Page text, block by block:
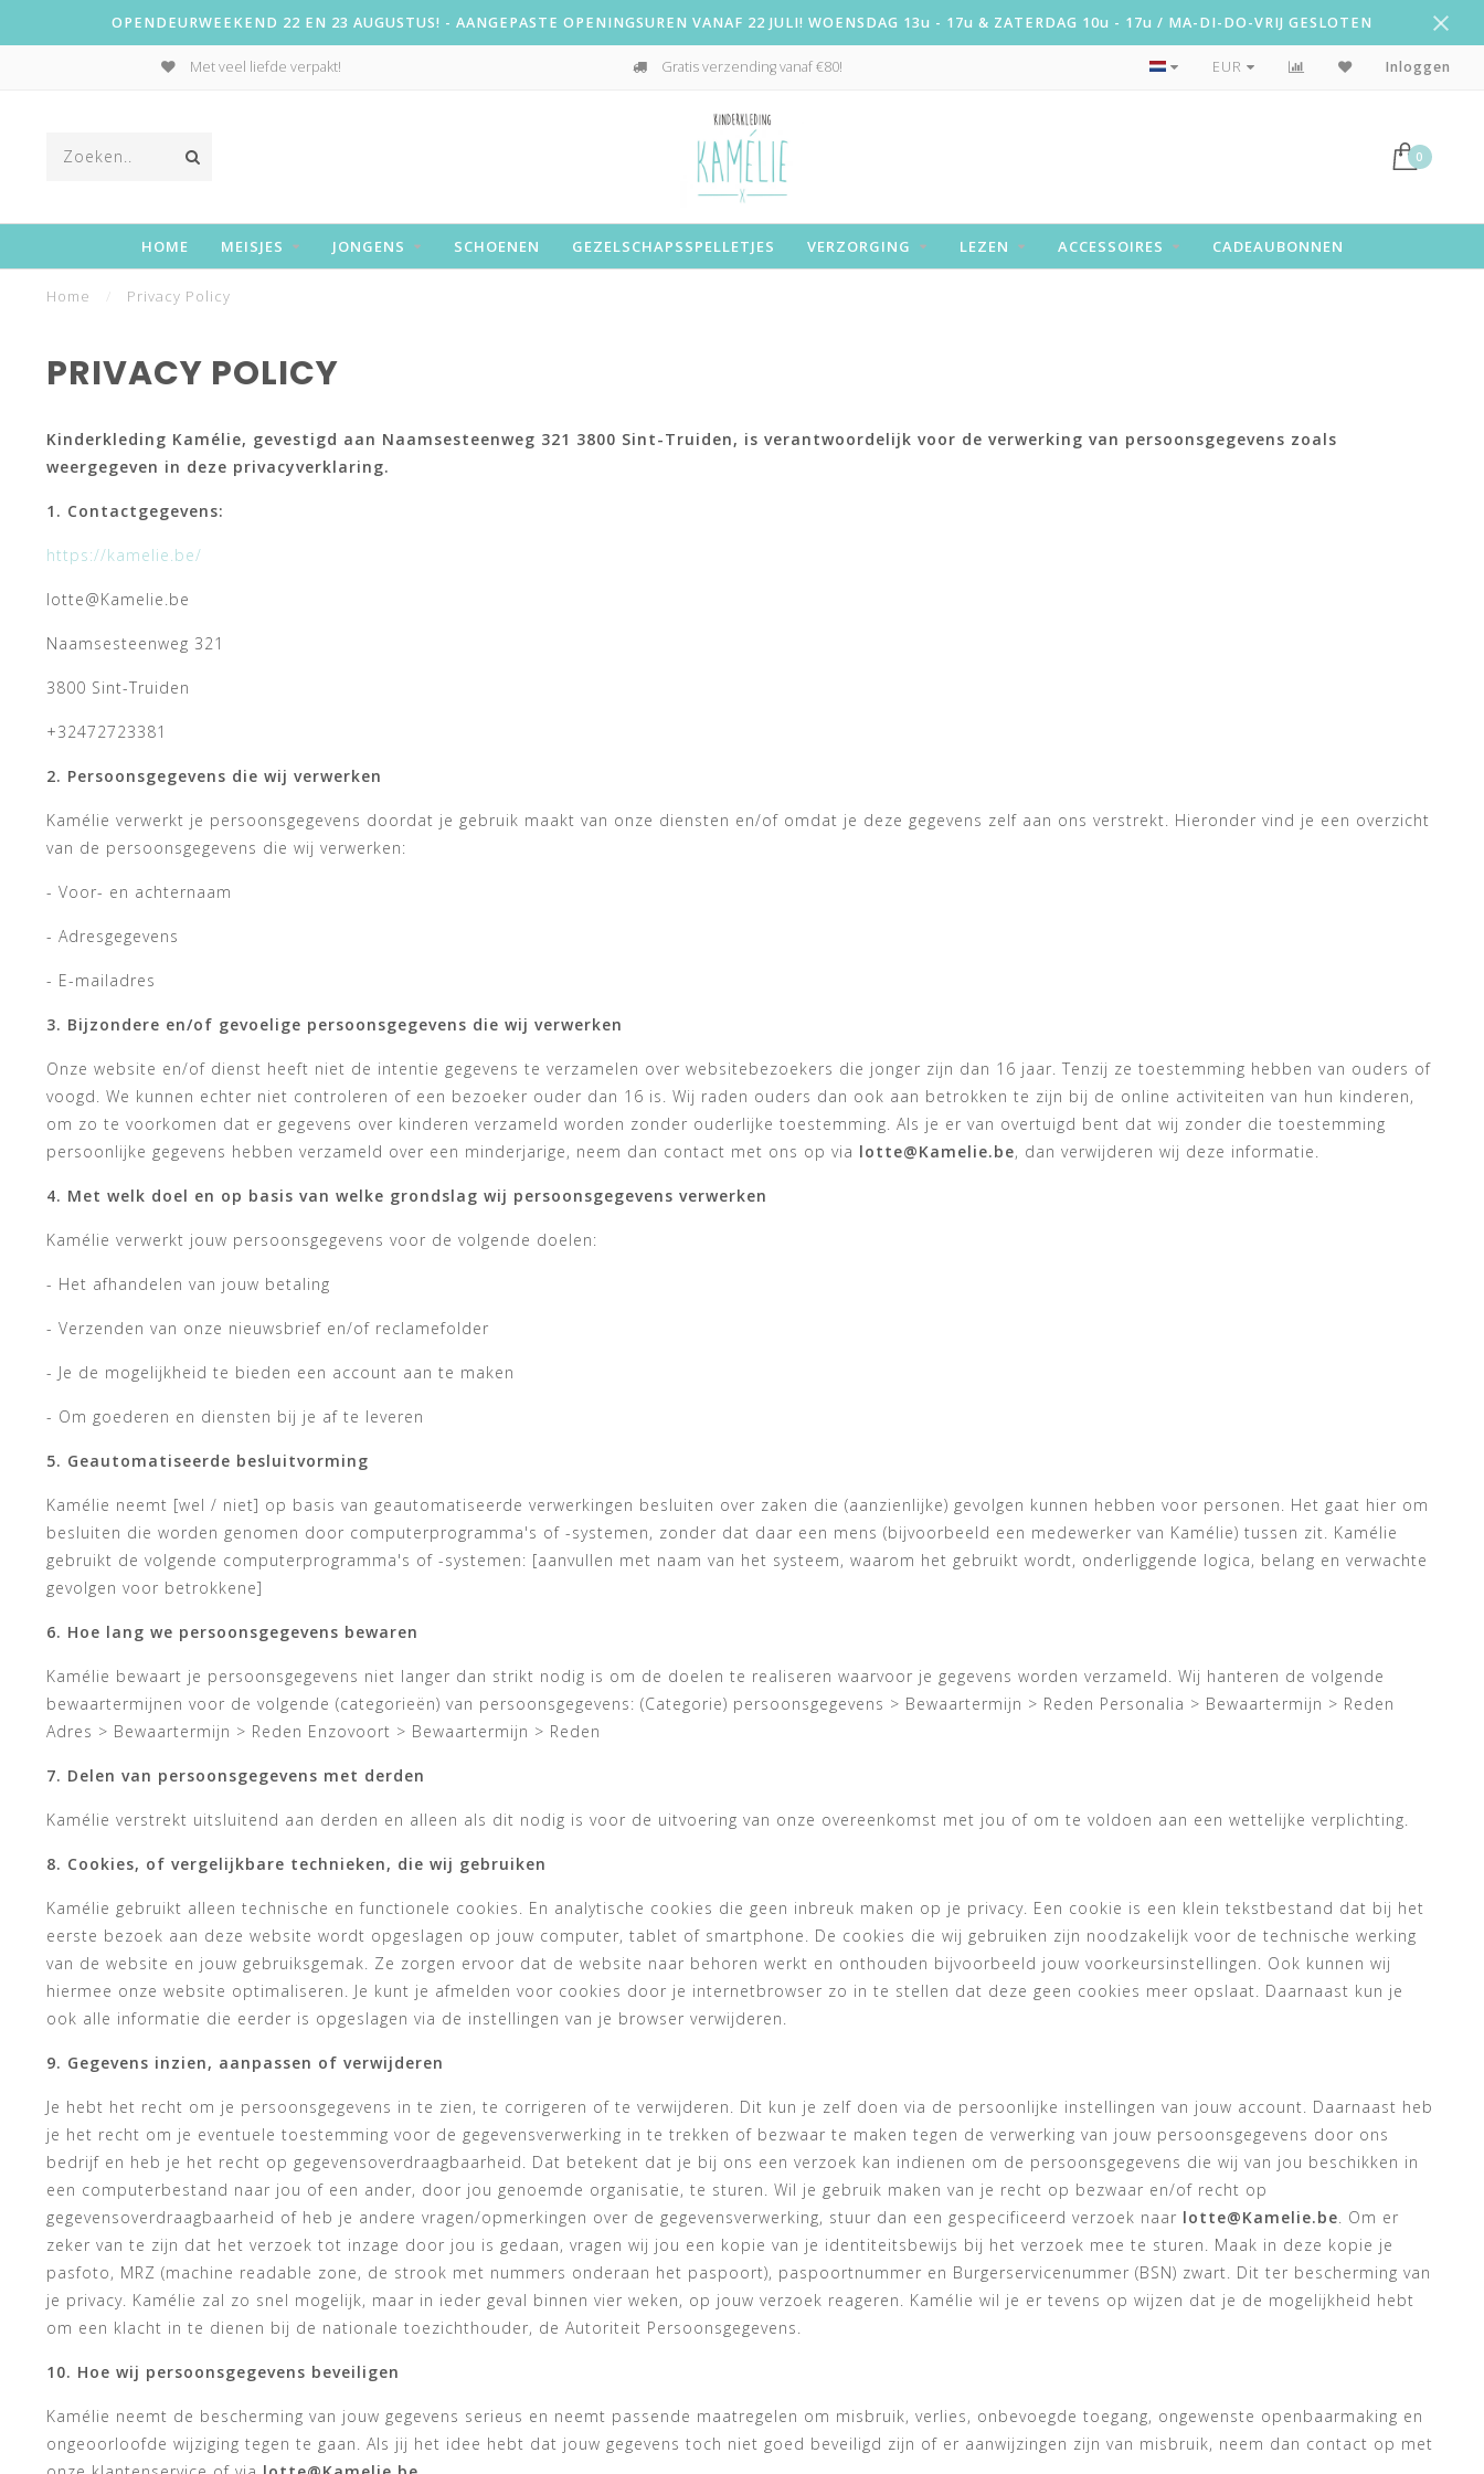
OPENDEURWEEKEND 22 EN 23 AUGUSTUS! - AANGEPASTE OPENINGSUREN VANAF 22 JULI! WOENSDAG 13u - 17u & ZATERDAG 10u - 17u / MA-DI-DO-VRIJ GESLOTEN
Met veel liefde verpakt! Gratis verzending vanaf €80! Snelle levering!
EUR Inloggen
0
HOME MEISJES JONGENS SCHOENEN GEZELSCHAPSSPELLETJES VERZORGING LEZEN ACCESSOIRES CADEAUBONNEN
Home Privacy Policy
PRIVACY POLICY
Kinderkleding Kamélie, gevestigd aan Naamsesteenweg 321 3800 Sint-Truiden, is verantwoordelijk voor de verwerking van persoonsgegevens zoals
weergegeven in deze privacyverklaring.
1. Contactgegevens:
https://kamelie.be/
lotte@Kamelie.be
Naamsesteenweg 321
3800 Sint-Truiden
+32472723381
2. Persoonsgegevens die wij verwerken
Kamélie verwerkt je persoonsgegevens doordat je gebruik maakt van onze diensten en/of omdat je deze gegevens zelf aan ons verstrekt. Hieronder vind je een overzicht
van de persoonsgegevens die wij verwerken:
- Voor- en achternaam
- Adresgegevens
- E-mailadres
3. Bijzondere en/of gevoelige persoonsgegevens die wij verwerken
Onze website en/of dienst heeft niet de intentie gegevens te verzamelen over websitebezoekers die jonger zijn dan 16 jaar. Tenzij ze toestemming hebben van ouders of
voogd. We kunnen echter niet controleren of een bezoeker ouder dan 16 is. Wij raden ouders dan ook aan betrokken te zijn bij de online activiteiten van hun kinderen,
om zo te voorkomen dat er gegevens over kinderen verzameld worden zonder ouderlijke toestemming. Als je er van overtuigd bent dat wij zonder die toestemming
persoonlijke gegevens hebben verzameld over een minderjarige, neem dan contact met ons op via lotte@Kamelie.be, dan verwijderen wij deze informatie.
4. Met welk doel en op basis van welke grondslag wij persoonsgegevens verwerken
Kamélie verwerkt jouw persoonsgegevens voor de volgende doelen:
- Het afhandelen van jouw betaling
- Verzenden van onze nieuwsbrief en/of reclamefolder
- Je de mogelijkheid te bieden een account aan te maken
- Om goederen en diensten bij je af te leveren
5. Geautomatiseerde besluitvorming
Kamélie neemt [wel / niet] op basis van geautomatiseerde verwerkingen besluiten over zaken die (aanzienlijke) gevolgen kunnen hebben voor personen. Het gaat hier om
besluiten die worden genomen door computerprogramma's of -systemen, zonder dat daar een mens (bijvoorbeeld een medewerker van Kamélie) tussen zit. Kamélie
gebruikt de volgende computerprogramma's of -systemen: [aanvullen met naam van het systeem, waarom het gebruikt wordt, onderliggende logica, belang en verwachte
gevolgen voor betrokkene]
6. Hoe lang we persoonsgegevens bewaren
Kamélie bewaart je persoonsgegevens niet langer dan strikt nodig is om de doelen te realiseren waarvoor je gegevens worden verzameld. Wij hanteren de volgende
bewaartermijnen voor de volgende (categorieën) van persoonsgegevens: (Categorie) persoonsgegevens > Bewaartermijn > Reden Personalia > Bewaartermijn > Reden
Adres > Bewaartermijn > Reden Enzovoort > Bewaartermijn > Reden
7. Delen van persoonsgegevens met derden
Kamélie verstrekt uitsluitend aan derden en alleen als dit nodig is voor de uitvoering van onze overeenkomst met jou of om te voldoen aan een wettelijke verplichting.
8. Cookies, of vergelijkbare technieken, die wij gebruiken
Kamélie gebruikt alleen technische en functionele cookies. En analytische cookies die geen inbreuk maken op je privacy. Een cookie is een klein tekstbestand dat bij het
eerste bezoek aan deze website wordt opgeslagen op jouw computer, tablet of smartphone. De cookies die wij gebruiken zijn noodzakelijk voor de technische werking
van de website en jouw gebruiksgemak. Ze zorgen ervoor dat de website naar behoren werkt en onthouden bijvoorbeeld jouw voorkeursinstellingen. Ook kunnen wij
hiermee onze website optimaliseren. Je kunt je afmelden voor cookies door je internetbrowser zo in te stellen dat deze geen cookies meer opslaat. Daarnaast kun je
ook alle informatie die eerder is opgeslagen via de instellingen van je browser verwijderen.
9. Gegevens inzien, aanpassen of verwijderen
Je hebt het recht om je persoonsgegevens in te zien, te corrigeren of te verwijderen. Dit kun je zelf doen via de persoonlijke instellingen van jouw account. Daarnaast heb
je het recht om je eventuele toestemming voor de gegevensverwerking in te trekken of bezwaar te maken tegen de verwerking van jouw persoonsgegevens door ons
bedrijf en heb je het recht op gegevensoverdraagbaarheid. Dat betekent dat je bij ons een verzoek kan indienen om de persoonsgegevens die wij van jou beschikken in
een computerbestand naar jou of een ander, door jou genoemde organisatie, te sturen. Wil je gebruik maken van je recht op bezwaar en/of recht op
gegevensoverdraagbaarheid of heb je andere vragen/opmerkingen over de gegevensverwerking, stuur dan een gespecificeerd verzoek naar lotte@Kamelie.be. Om er
zeker van te zijn dat het verzoek tot inzage door jou is gedaan, vragen wij jou een kopie van je identiteitsbewijs bij het verzoek mee te sturen. Maak in deze kopie je
pasfoto, MRZ (machine readable zone, de strook met nummers onderaan het paspoort), paspoortnummer en Burgerservicenummer (BSN) zwart. Dit ter bescherming van
je privacy. Kamélie zal zo snel mogelijk, maar in ieder geval binnen vier weken, op jouw verzoek reageren. Kamélie wil je er tevens op wijzen dat je de mogelijkheid hebt
om een klacht in te dienen bij de nationale toezichthouder, de Autoriteit Persoonsgegevens.
10. Hoe wij persoonsgegevens beveiligen
Kamélie neemt de bescherming van jouw gegevens serieus en neemt passende maatregelen om misbruik, verlies, onbevoegde toegang, ongewenste openbaarmaking en
ongeoorloofde wijziging tegen te gaan. Als jij het idee hebt dat jouw gegevens toch niet goed beveiligd zijn of er aanwijzingen zijn van misbruik, neem dan contact op met